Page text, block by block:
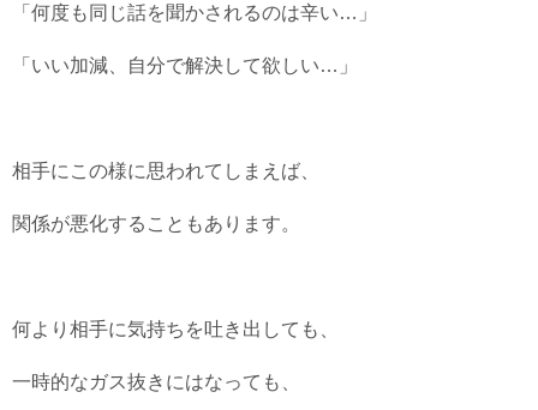
「何度も同じ話を聞かされるのは辛い…」
「いい加減、自分で解決して欲しい…」
相手にこの様に思われてしまえば、
関係が悪化することもあります。
何より相手に気持ちを吐き出しても、
一時的なガス抜きにはなっても、